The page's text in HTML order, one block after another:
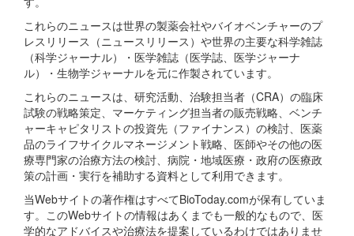
これらのニュースは世界の製薬会社やバイオベンチャーのプ
レスリリース（ニュースリリース）や世界の主要な科学雑誌
（科学ジャーナル）・医学雑誌（医学誌、医学ジャーナ
ル）・生物学ジャーナルを元に作製されています。
これらのニュースは、研究活動、治験担当者（CRA）の臨床
試験の戦略策定、マーケティング担当者の販売戦略、ベンチ
ャーキャピタリストの投資先（ファイナンス）の検討、医薬
品のライフサイクルマネージメント戦略、医師やその他の医
療専門家の治療方法の検討、病院・地域医療・政府の医療政
策の計画・実行を補助する資料として利用できます。
当Webサイトの著作権はすべてBioToday.comが保有していま
す。このWebサイトの情報はあくまでも一般的なもので、医
学的なアドバイスや治療法を提案しているわけではありませ